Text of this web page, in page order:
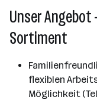
Unser Angebot
Sortiment
flexiblen
Möglichkeit